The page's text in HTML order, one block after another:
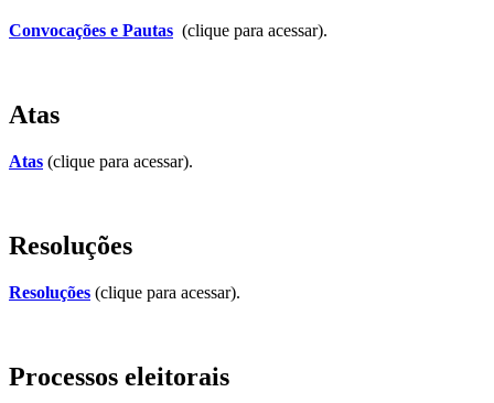
Convocações e Pautas (clique para acessar).
Atas
Atas (clique para acessar).
Resoluções
Resoluções (clique para acessar).
Processos eleitorais